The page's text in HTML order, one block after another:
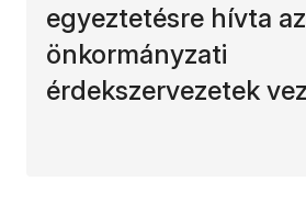
egyeztetésre hívta az
önkormányzati
érdekszervezetek